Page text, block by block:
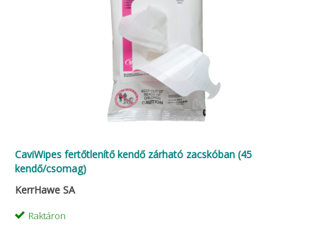
CaviWipes fertőtlenítő kendő zárható zacskóban (45
kendő/csomag)
KerrHawe SA
Raktáron